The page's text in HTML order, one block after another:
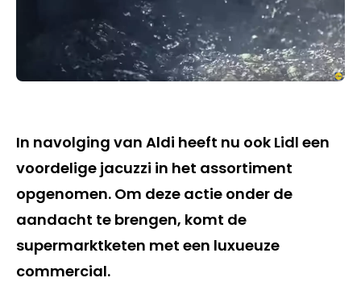
In navolging van Aldi heeft nu ook Lidl een
voordelige jacuzzi in het assortiment
opgenomen. Om deze actie onder de
aandacht te brengen, komt de
supermarktketen met een luxueuze
commercial.